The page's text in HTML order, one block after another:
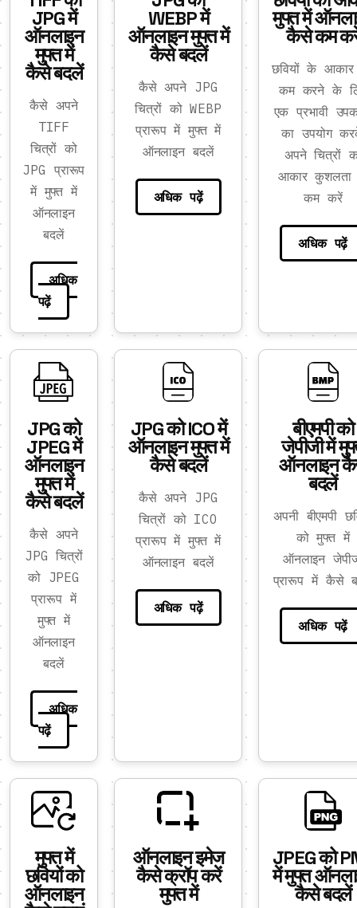
JPG में
ऑनलाइन
मुफ्त में
कैसे बदलें
कैसे अपने
TIFF
चित्रों को
JPG प्रारूप
में मुफ्त में
ऑनलाइन
बदलें
अधिक
पढ़ें
WEBP में
ऑनलाइन मुफ्त में
कैसे बदलें
कैसे अपने JPG
चित्रों को WEBP
प्रारूप में मुफ्त में
ऑनलाइन बदलें
अधिक पढ़ें
मुफ्त में
कैसे कम
छवियों के
कम करने के
एक प्रभावी
का उपयोग
अपने चित्रों
आकार
कम करें
अधिक पढ़ें
JPG को
JPEG में
ऑनलाइन
मुफ्त में
कैसे बदलें
कैसे अपने
JPG चित्रों
को JPEG
प्रारूप में
मुफ्त में
ऑनलाइन
बदलें
अधिक
पढ़ें
JPG को ICO में
ऑनलाइन मुफ्त में
कैसे बदलें
कैसे अपने JPG
चित्रों को ICO
प्रारूप में मुफ्त में
ऑनलाइन बदलें
अधिक पढ़ें
बीएमपी को
जेपीजी में
ऑनलाइन
बदलें
अपनी बीएमपी
को मुफ्त में
ऑनलाइन
प्रारूप में कैसे
अधिक पढ़ें
मुफ्त में
छवियों को
ऑनलाइन
ऑनलाइन इमेज
कैसे क्रॉप करें
मुफ्त में
JPEG को
में मुफ्त
कैसे बदलें